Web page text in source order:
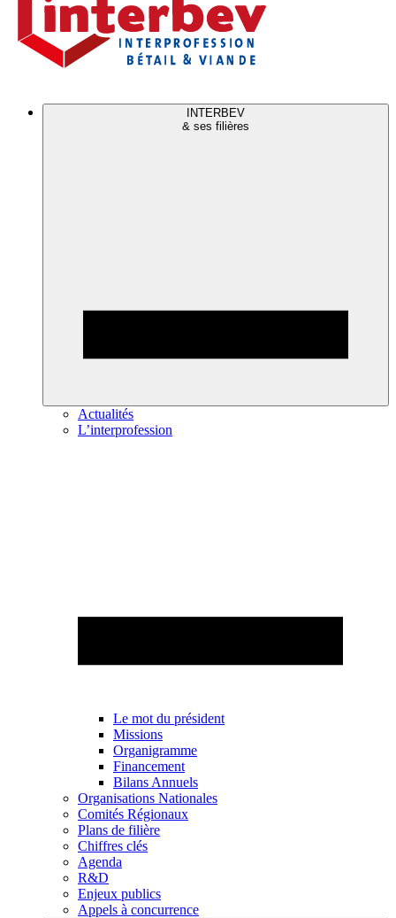
INTERBEV
& ses filières
Actualités
L’interprofession
Le mot du président
Missions
Organigramme
Financement
Bilans Annuels
Organisations Nationales
Comités Régionaux
Plans de filière
Chiffres clés
Agenda
R&D
Enjeux publics
Appels à concurrence